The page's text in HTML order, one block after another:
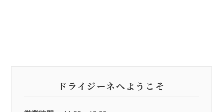
ドライジーネへようこそ